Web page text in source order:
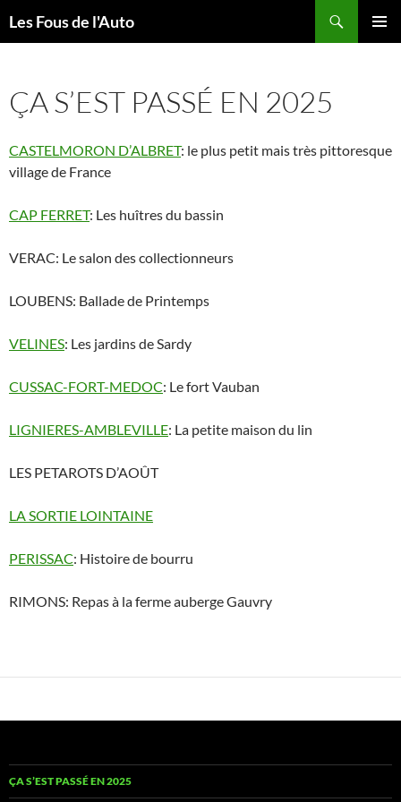
auLes Fous de l'Auto
ÇA S’EST PASSÉ EN 2025
CASTELMORON D’ALBRET: le plus petit mais très pittoresque
village de France
CAP FERRET: Les huîtres du bassin
VERAC: Le salon des collectionneurs
LOUBENS: Ballade de Printemps
VELINES: Les jardins de Sardy
CUSSAC-FORT-MEDOC: Le fort Vauban
LIGNIERES-AMBLEVILLE: La petite maison du lin
LES PETAROTS D’AOÛT
LA SORTIE LOINTAINE
PERISSAC: Histoire de bourru
RIMONS: Repas à la ferme auberge Gauvry
ÇA S’EST PASSÉ EN 2025